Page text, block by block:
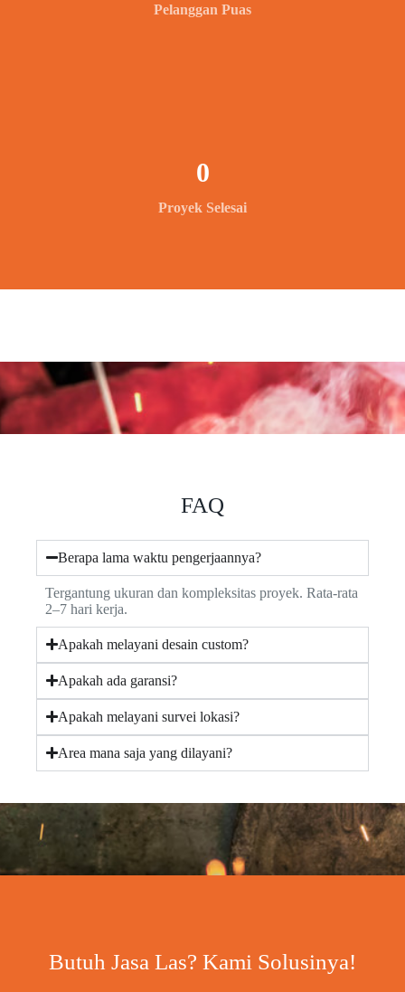
Pelanggan Puas
Proyek Selesai
0
FAQ
Berapa lama waktu pengerjaannya?
Tergantung ukuran dan kompleksitas proyek. Rata-rata
2–7 hari kerja.
Apakah melayani desain custom?
Apakah ada garansi?
Apakah melayani survei lokasi?
Area mana saja yang dilayani?
Butuh Jasa Las? Kami Solusinya!